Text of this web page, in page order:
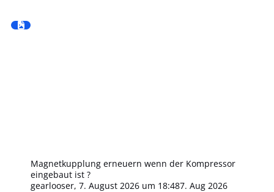
Magnetkupplung erneuern wenn der Kompressor
eingebaut ist ?
gearlooser,7. August 2026 um 18:487. Aug 2026